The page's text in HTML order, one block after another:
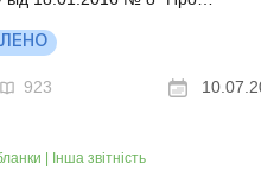
923
Інша звітність